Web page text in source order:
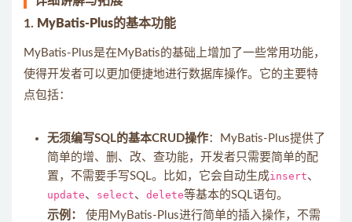
1. MyBatis-Plus的基本功能
MyBatis-Plus是在MyBatis的基础上增加了一些常用功能，
使得开发者可以更加便捷地进行数据库操作。它的主要特
点包括：
无须编写SQL的基本CRUD操作：MyBatis-Plus提供了
简单的增、删、改、查功能，开发者只需要简单的配
置，不需要手写SQL。比如，它会自动生成insert、
update、 select、 delete等基本的SQL语句。
示例：
使用MyBatis-Plus进行简单的插入操作，不需